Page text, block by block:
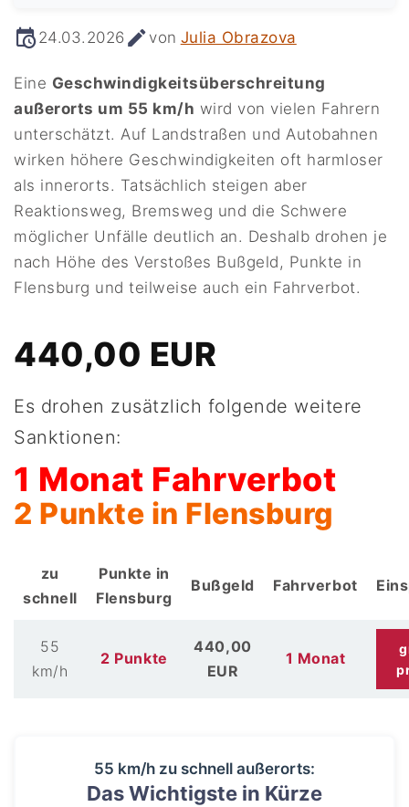
24.03.2026 von Julia Obrazova
Eine Geschwindigkeitsüberschreitung
außerorts um 55 km/h wird von vielen Fahrern
unterschätzt. Auf Landstraßen und Autobahnen
wirken höhere Geschwindigkeiten oft harmloser
als innerorts. Tatsächlich steigen aber
Reaktionsweg, Bremsweg und die Schwere
möglicher Unfälle deutlich an. Deshalb drohen je
nach Höhe des Verstoßes Bußgeld, Punkte in
Flensburg und teilweise auch ein Fahrverbot.
440,00 EUR
Es drohen zusätzlich folgende weitere
Sanktionen:
1 Monat Fahrverbot
2 Punkte in Flensburg
zu
schnell
Punkte in
Flensburg
Bußgeld Fahrverbot
55
km/h
2 Punkte
440,00
EUR
1 Monat
55 km/h zu schnell außerorts:
Das Wichtigste in Kürze